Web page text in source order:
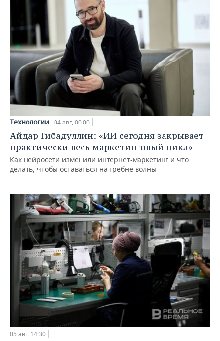
Технологии 04 авг, 00:00
Айдар Гибадуллин: «ИИ сегодня закрывает
практически весь маркетинговый цикл»
Как нейросети изменили интернет-маркетинг и что
делать, чтобы оставаться на гребне волны
05 авг, 14:30